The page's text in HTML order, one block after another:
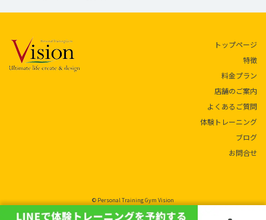
トップページ
特徴
料金プラン
店舗のご案内
よくあるご質問
体験トレーニング
ブログ
お問合せ
© Personal Training Gym Vision